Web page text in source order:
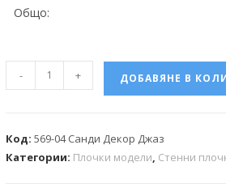
Общо:
- + ДОБАВЯНЕ В
Код: 569-04 Санди Декор Джаз
Категории: Плочки модели, Стенни